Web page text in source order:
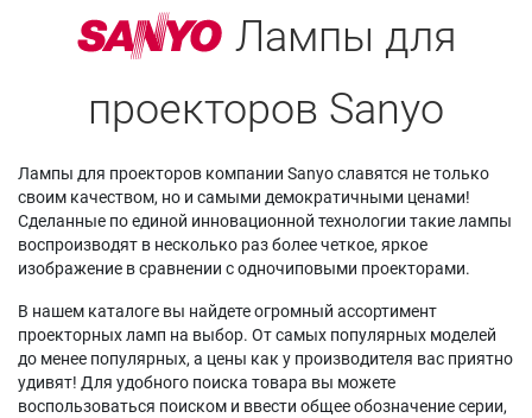
Лампы для
проекторов Sanyo
Лампы для проекторов компании Sanyo славятся не только
своим качеством, но и самыми демократичными ценами!
Сделанные по единой инновационной технологии такие лампы
воспроизводят в несколько раз более четкое, яркое
изображение в сравнении с одночиповыми проекторами.
В нашем каталоге вы найдете огромный ассортимент
проекторных ламп на выбор. От самых популярных моделей
до менее популярных, а цены как у производителя вас приятно
удивят! Для удобного поиска товара вы можете
воспользоваться поиском и ввести общее обозначение серии,